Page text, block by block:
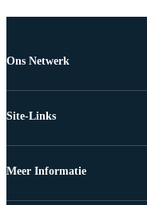
Ons Netwerk
Site-Links
Meer Informatie